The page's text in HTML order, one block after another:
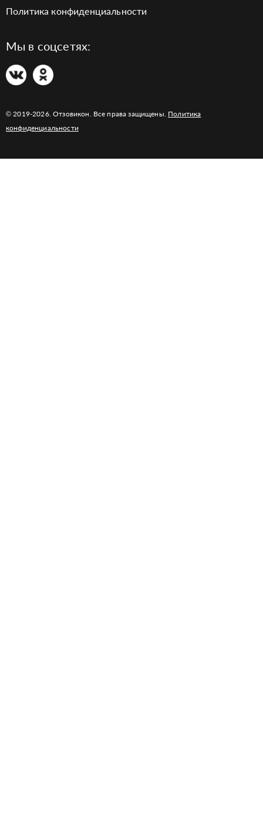
Политика конфиденциальности
Мы в соцсетях:
© 2019-2026. Отзовикон. Все права защищены. Политика
конфиденциальности